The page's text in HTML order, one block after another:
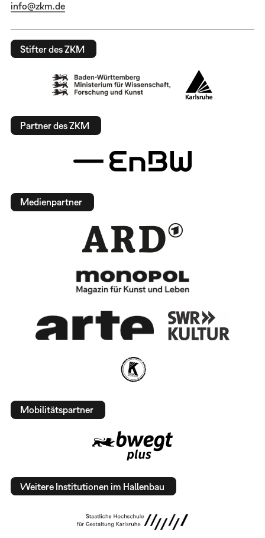
info@zkm.de
Stifter des ZKM
Partner des ZKM
Medienpartner
Mobilitätspartner
Weitere Institutionen im Hallenbau